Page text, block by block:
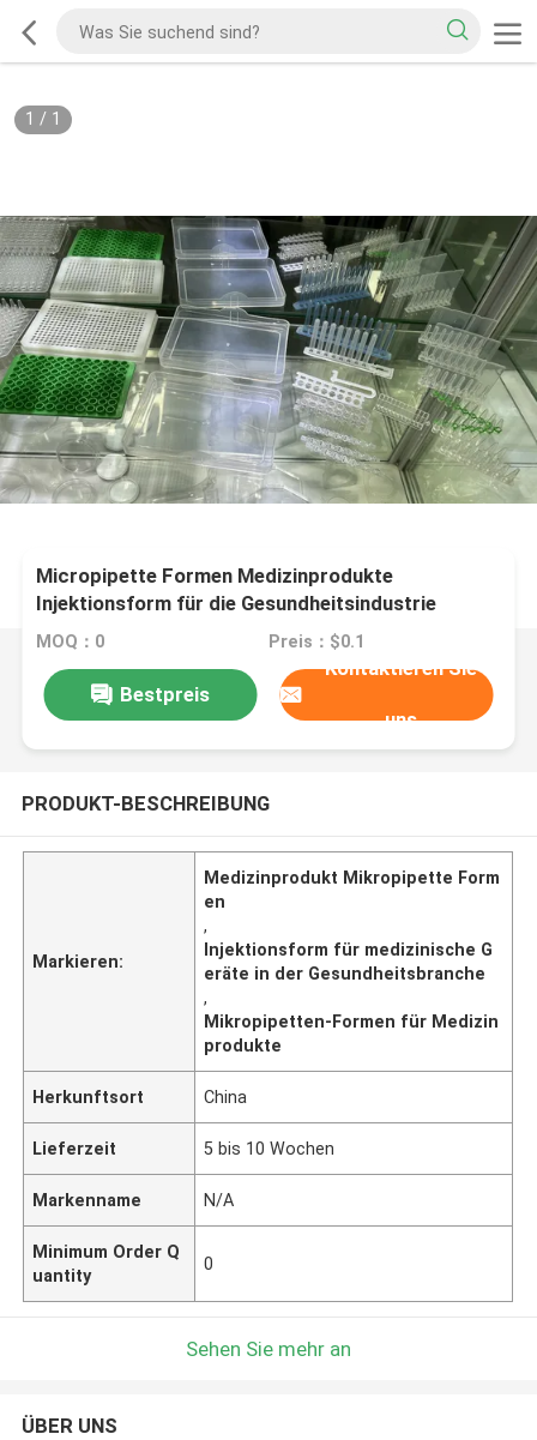
1 / 1
Micropipette Formen Medizinprodukte
Injektionsform für die Gesundheitsindustrie
MOQ：0 Preis：$0.1
Bestpreis
Kontaktieren Sie
uns
PRODUKT-BESCHREIBUNG
Markieren:
Medizinprodukt Mikropipette Form
en
,
Injektionsform für medizinische G
eräte in der Gesundheitsbranche
,
Mikropipetten-Formen für Medizin
produkte
Herkunftsort China
Lieferzeit 5 bis 10 Wochen
Markenname N/A
Minimum Order Q
uantity
0
Sehen Sie mehr an
ÜBER UNS